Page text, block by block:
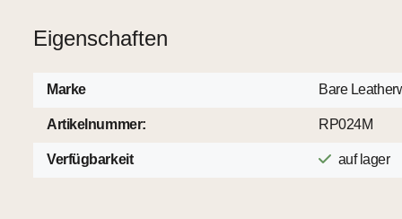
Eigenschaften
Marke Bare
Artikelnummer: RP024M
Verfügbarkeit auf lager